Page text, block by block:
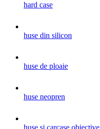
hard case
huse din silicon
huse de ploaie
huse neopren
huse si carcase obiective